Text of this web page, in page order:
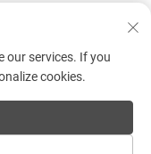
CO.,LTD
prywatności
our services. If you
cookies.